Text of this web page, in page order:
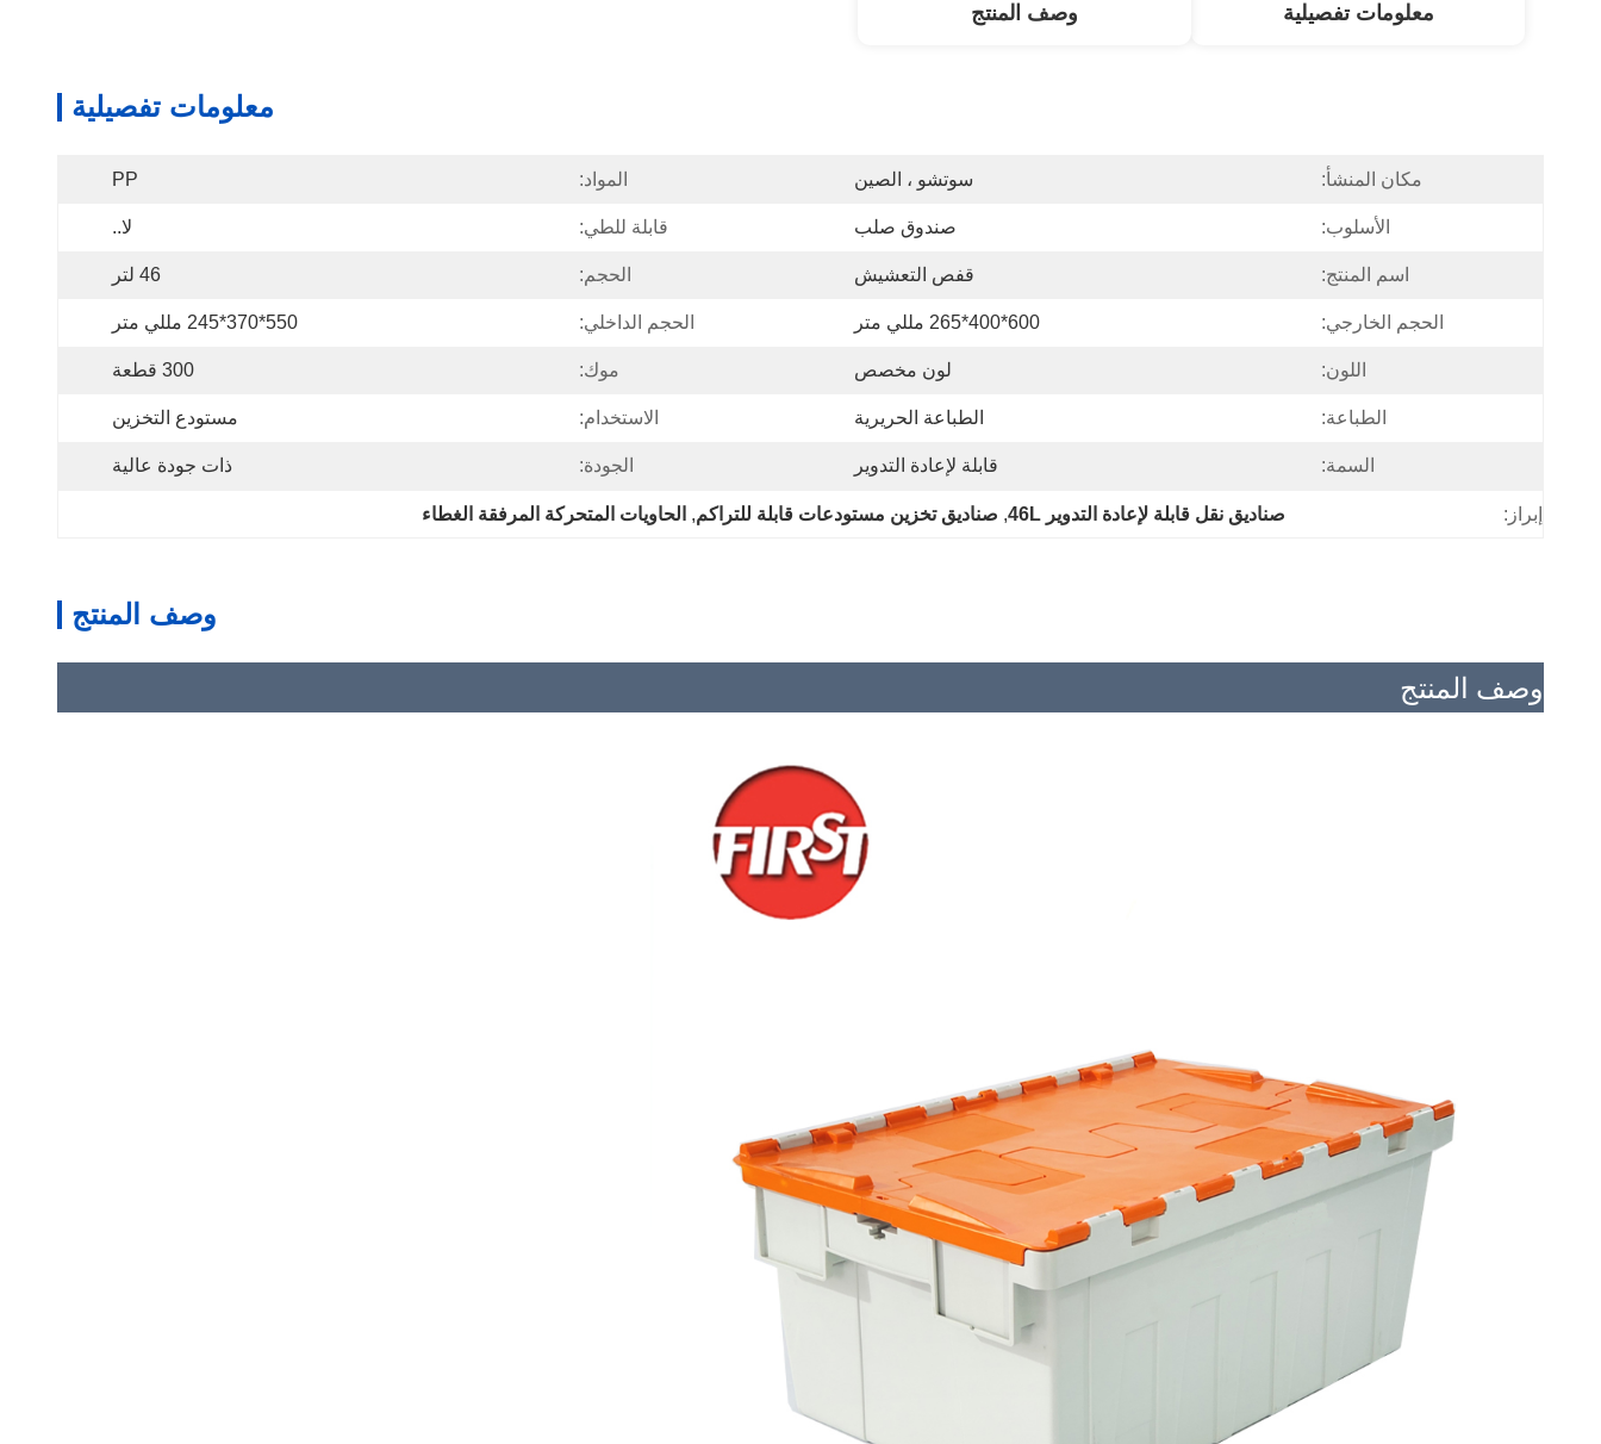
معلومات تفصيلية وصف المنتج
معلومات تفصيلية
مكان المنشأ: سوتشو ، الصين المواد: PP
الأسلوب: صندوق صلب قابلة للطي: لا..
اسم المنتج: قفص التعشيش الحجم: 46 لتر
الحجم الخارجي: 600*400*265 مللي متر الحجم الداخلي: 550*370*245 مللي متر
اللون: لون مخصص موك: 300 قطعة
الطباعة: الطباعة الحريرية الاستخدام: مستودع التخزين
السمة: قابلة لإعادة التدوير الجودة: ذات جودة عالية
إبراز: صناديق نقل قابلة لإعادة التدوير 46L , صناديق تخزين مستودعات قابلة للتراكم, الحاويات المتحركة المرفقة الغطاء
وصف المنتج
وصف المنتج